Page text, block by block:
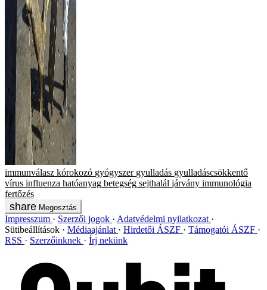
immunválasz kórokozó gyógyszer gyulladás gyulladáscsökkentő
vírus influenza hatóanyag betegség sejthalál járvány immunológia
fertőzés
Megosztás
Impresszum Szerzői jogok
Adatvédelmi nyilatkozat
Sütibeállítások
Médiaajánlat Hirdetői ÁSZF
Támogatói ÁSZF
RSS
Szerzőinknek Írj nekünk